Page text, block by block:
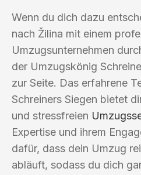
Wenn du dich dazu
nach Žilina mit einem
Umzugsunternehmen
der Umzugskönig
zur Seite. Das erfahrene
Schreiners Siegen bietet
und stressfreien
Expertise und ihrem
dafür, dass dein Umzug
abläuft, sodass du dich